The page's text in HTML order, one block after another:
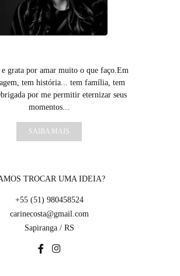
grata por amar muito o que faço.Em
tem história... tem família, tem
por me permitir eternizar seus
momentos...
SAIBA MAIS
TROCAR UMA IDEIA?
+55 (51) 980458524
carinecosta@gmail.com
Sapiranga / RS